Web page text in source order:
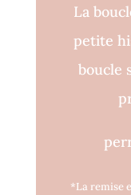
La
petite
boucle
*La remise